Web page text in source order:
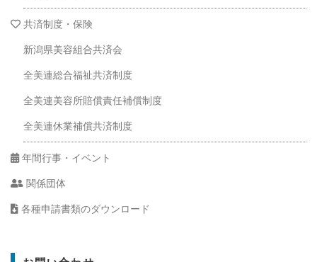
共済制度・保険
新潟県美容組合共済会
全美連総合福祉共済制度
全美連美容所賠償責任補償制度
全美連休業補償共済制度
年間行事・イベント
関係団体
各種申請書類のダウンロード